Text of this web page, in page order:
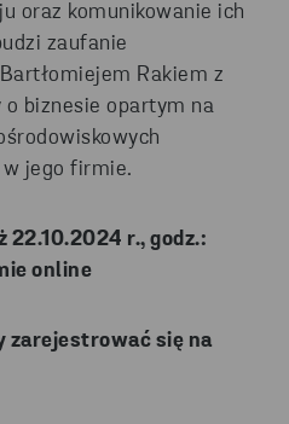
oraz komunikowanie ich
zaufanie
Rakiem z
biznesie opartym na
w jego firmie.
22.10.2024 r., godz.:
online
zarejestrować się na